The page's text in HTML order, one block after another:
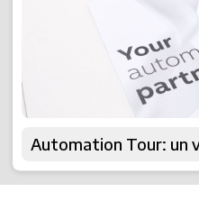
Automation Tour: un